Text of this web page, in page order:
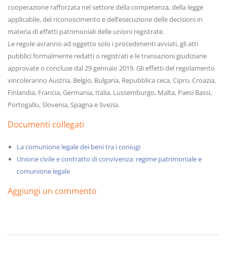
cooperazione rafforzata nel settore della competenza, della legge
applicabile, del riconoscimento e dell’esecuzione delle decisioni in
materia di effetti patrimoniali delle unioni registrate.
Le regole avranno ad oggetto solo i procedimenti avviati, gli atti
pubblici formalmente redatti o registrati e le transazioni giudiziarie
approvate o concluse dal 29 gennaio 2019. Gli effetti del regolamento
vincoleranno Austria, Belgio, Bulgaria, Repubblica ceca, Cipro, Croazia,
Finlandia, Francia, Germania, Italia, Lussemburgo, Malta, Paesi Bassi,
Portogallo, Slovenia, Spagna e Svezia.
Documenti collegati
La comunione legale dei beni tra i coniugi
Unione civile e contratto di convivenza: regime patrimoniale e
comunione legale
Aggiungi un commento